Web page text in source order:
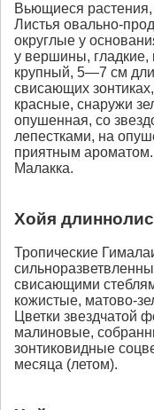
Вьющиеся
Листья овально-
округлые у
у вершины,
крупный, 5—7 см
свисающих
красные, снаружи
опушенная, со
лепестками, на
приятным ароматом.
Малакка.
Хойя
Тропические
свисающими
кожистые, матово-
Цветки звездчатой
малиновые,
зонтиковидные
месяца (летом).